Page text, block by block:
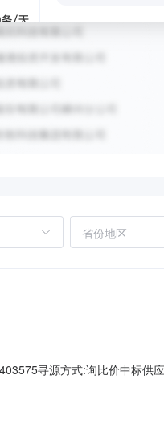
省份地区
寻源方式:询比价中标供